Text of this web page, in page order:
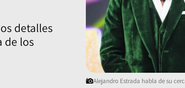
detalles
de los
Alejandro Estrada habla de su